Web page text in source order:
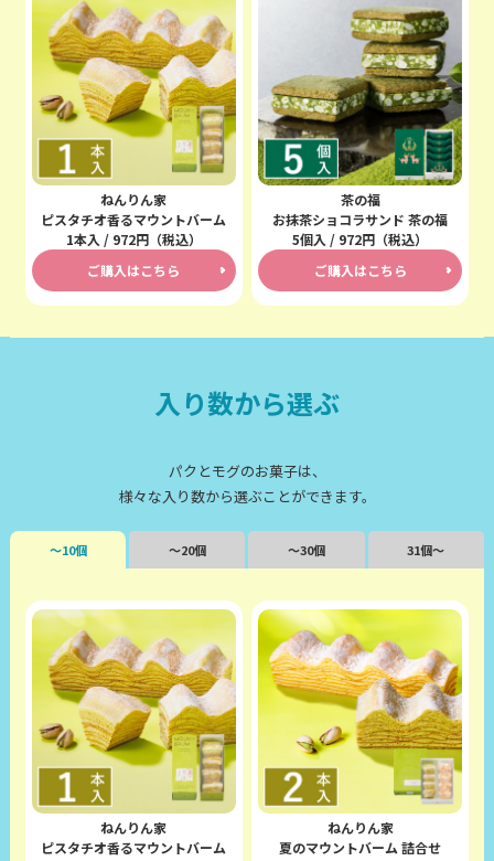
ねんりん家
ピスタチオ香るマウントバーム
1本入 / 972円（税込）
ご購入はこちら
茶の福
お抹茶ショコラサンド 茶の福
5個入 / 972円（税込）
ご購入はこちら
入り数から選ぶ
パクとモグのお菓子は、
様々な入り数から選ぶことができます。
～10個
ねんりん家
ピスタチオ香るマウントバーム
ねんりん家
夏のマウントバーム 詰合せ
～20個 ～30個 31個～